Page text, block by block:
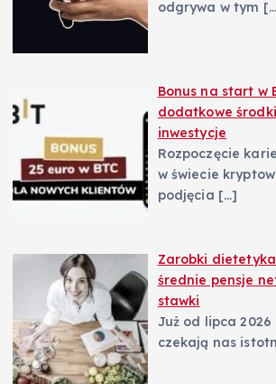
odgrywa w tym
Bonus na start w
dodatkowe
inwestycje
Rozpoczęcie
w świecie
podjęcia […]
Zarobki dietetyka
średnie pensje
stawki
Już od lipca 2026
czekają nas